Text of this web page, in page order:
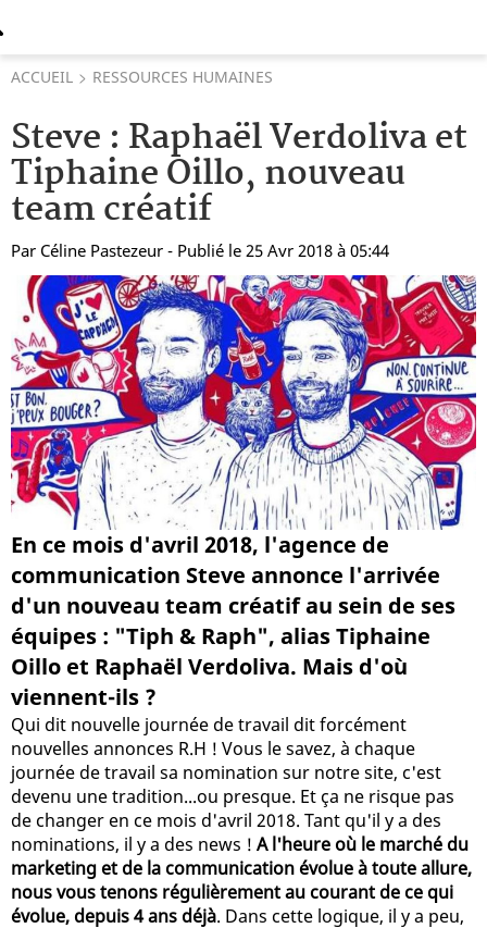
ACCUEIL RESSOURCES HUMAINES
Steve : Raphaël Verdoliva et
Tiphaine Oillo, nouveau
team créatif
Par Céline Pastezeur - Publié le 25 Avr 2018 à 05:44
En ce mois d'avril 2018, l'agence de
communication Steve annonce l'arrivée
d'un nouveau team créatif au sein de ses
équipes : "Tiph & Raph", alias Tiphaine
Oillo et Raphaël Verdoliva. Mais d'où
viennent-ils ?
Qui dit nouvelle journée de travail dit forcément
nouvelles annonces R.H ! Vous le savez, à chaque
journée de travail sa nomination sur notre site, c'est
devenu une tradition...ou presque. Et ça ne risque pas
de changer en ce mois d'avril 2018. Tant qu'il y a des
nominations, il y a des news ! A l'heure où le marché du
marketing et de la communication évolue à toute allure,
nous vous tenons régulièrement au courant de ce qui
évolue, depuis 4 ans déjà. Dans cette logique, il y a peu,